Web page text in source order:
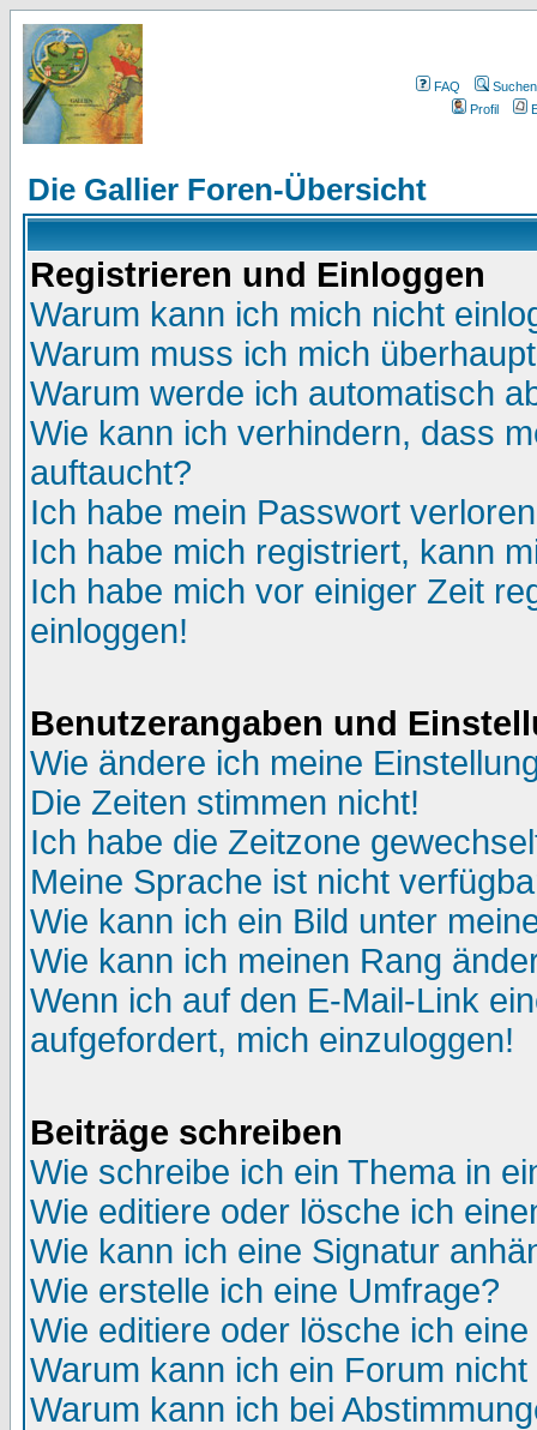
FAQ
Suchen
Profil
Die Gallier Foren-Übersicht
Registrieren und Einloggen
Warum kann ich mich nicht
Warum muss ich mich
Warum werde ich automatisch
Wie kann ich verhindern, dass
auftaucht?
Ich habe mein Passwort
Ich habe mich registriert, kann
Ich habe mich vor einiger Zeit
einloggen!
Benutzerangaben und
Wie ändere ich meine
Die Zeiten stimmen nicht!
Ich habe die Zeitzone
Meine Sprache ist nicht
Wie kann ich ein Bild unter
Wie kann ich meinen Rang
Wenn ich auf den E-Mail-Link
aufgefordert, mich einzuloggen!
Beiträge schreiben
Wie schreibe ich ein Thema in
Wie editiere oder lösche ich
Wie kann ich eine Signatur
Wie erstelle ich eine Umfrage?
Wie editiere oder lösche ich
Warum kann ich ein Forum
Warum kann ich bei